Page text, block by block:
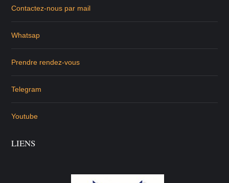
Contactez-nous par mail
Whatsap
Prendre rendez-vous
Telegram
Youtube
LIENS